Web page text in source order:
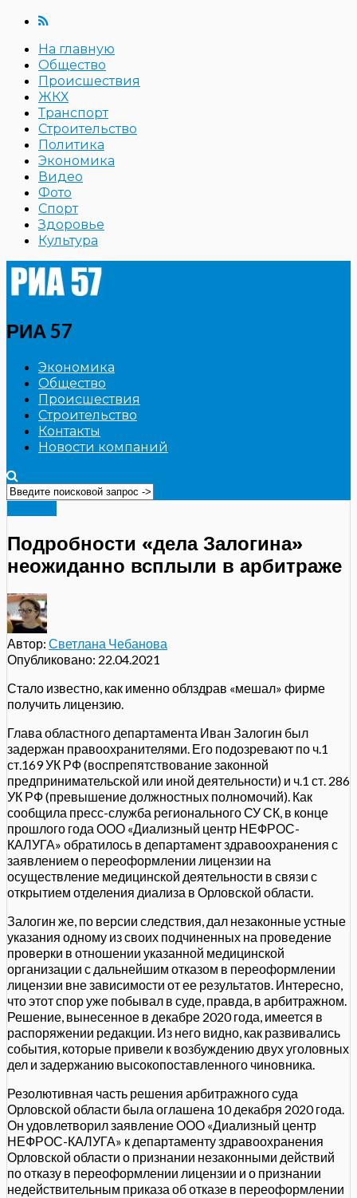
На главную
Общество
Происшествия
ЖКХ
Транспорт
Строительство
Политика
Экономика
Видео
Фото
Спорт
Здоровье
Культура
РИА 57
Экономика
Общество
Происшествия
Строительство
Контакты
Новости компаний
Подробности «дела Залогина»
неожиданно всплыли в арбитраже
Автор: Светлана Чебанова
Опубликовано: 22.04.2021
Стало известно, как именно облздрав «мешал» фирме
получить лицензию.
Глава областного департамента Иван Залогин был
задержан правоохранителями. Его подозревают по ч.1
ст.169 УК РФ (воспрепятствование законной
предпринимательской или иной деятельности) и ч.1 ст. 286
УК РФ (превышение должностных полномочий). Как
сообщила пресс-служба регионального СУ СК, в конце
прошлого года ООО «Диализный центр НЕФРОС-
КАЛУГА» обратилось в департамент здравоохранения с
заявлением о переоформлении лицензии на
осуществление медицинской деятельности в связи с
открытием отделения диализа в Орловской области.
Залогин же, по версии следствия, дал незаконные устные
указания одному из своих подчиненных на проведение
проверки в отношении указанной медицинской
организации с дальнейшим отказом в переоформлении
лицензии вне зависимости от ее результатов. Интересно,
что этот спор уже побывал в суде, правда, в арбитражном.
Решение, вынесенное в декабре 2020 года, имеется в
распоряжении редакции. Из него видно, как развивались
события, которые привели к возбуждению двух уголовных
дел и задержанию высокопоставленного чиновника.
Резолютивная часть решения арбитражного суда
Орловской области была оглашена 10 декабря 2020 года.
Он удовлетворил заявление ООО «Диализный центр
НЕФРОС-КАЛУГА» к департаменту здравоохранения
Орловской области о признании незаконными действий
по отказу в переоформлении лицензии и о признании
недействительным приказа об отказе в переоформлении